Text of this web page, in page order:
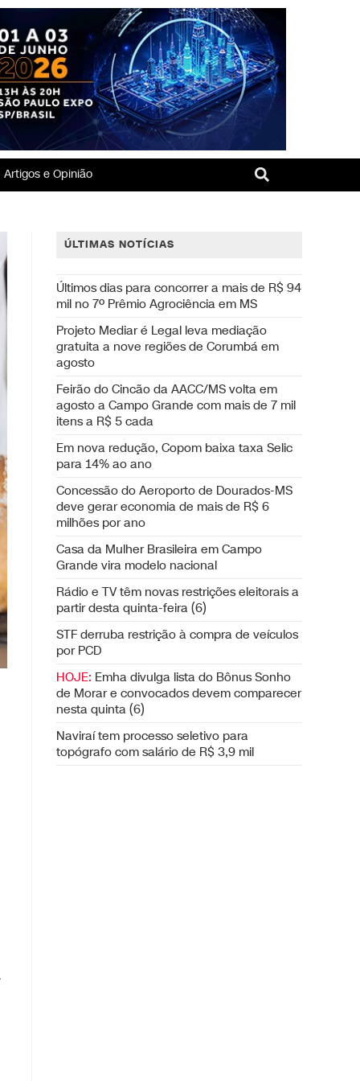
Artigos e Opinião
ÚLTIMAS NOTÍCIAS
Últimos dias para concorrer a mais de R$ 94
mil no 7º Prêmio Agrociência em MS
Projeto Mediar é Legal leva mediação
gratuita a nove regiões de Corumbá em
agosto
Feirão do Cincão da AACC/MS volta em
agosto a Campo Grande com mais de 7 mil
itens a R$ 5 cada
Em nova redução, Copom baixa taxa Selic
para 14% ao ano
Concessão do Aeroporto de Dourados-MS
deve gerar economia de mais de R$ 6
milhões por ano
Casa da Mulher Brasileira em Campo
Grande vira modelo nacional
Rádio e TV têm novas restrições eleitorais a
partir desta quinta-feira (6)
STF derruba restrição à compra de veículos
por PCD
HOJE: Emha divulga lista do Bônus Sonho
de Morar e convocados devem comparecer
nesta quinta (6)
Naviraí tem processo seletivo para
topógrafo com salário de R$ 3,9 mil